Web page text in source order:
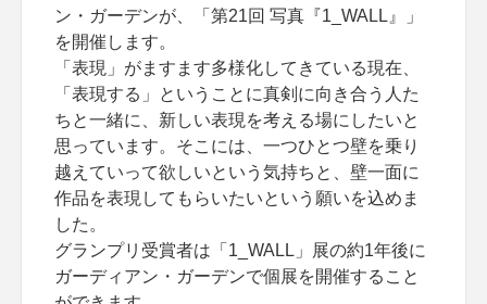
ン・ガーデンが、「第21回 写真『1_WALL』」
を開催します。
「表現」がますます多様化してきている現在、
「表現する」ということに真剣に向き合う人た
ちと一緒に、新しい表現を考える場にしたいと
思っています。そこには、一つひとつ壁を乗り
越えていって欲しいという気持ちと、壁一面に
作品を表現してもらいたいという願いを込めま
した。
グランプリ受賞者は「1_WALL」展の約1年後に
ガーディアン・ガーデンで個展を開催すること